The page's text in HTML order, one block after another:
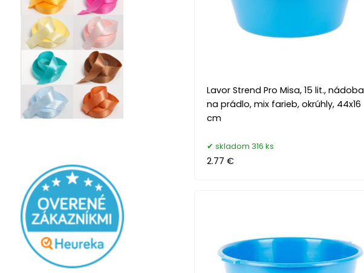
Lavor Strend Pro Misa, 15 lit., nádoba
na prádlo, mix farieb, okrúhly, 44x16
cm
skladom 316 ks
2.77 €